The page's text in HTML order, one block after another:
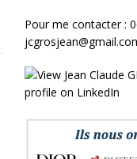
Pour me contacter :